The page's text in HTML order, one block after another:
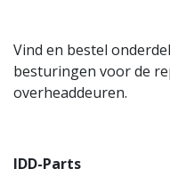
Vind en bestel
besturingen voor de
overheaddeuren.
IDD-Parts